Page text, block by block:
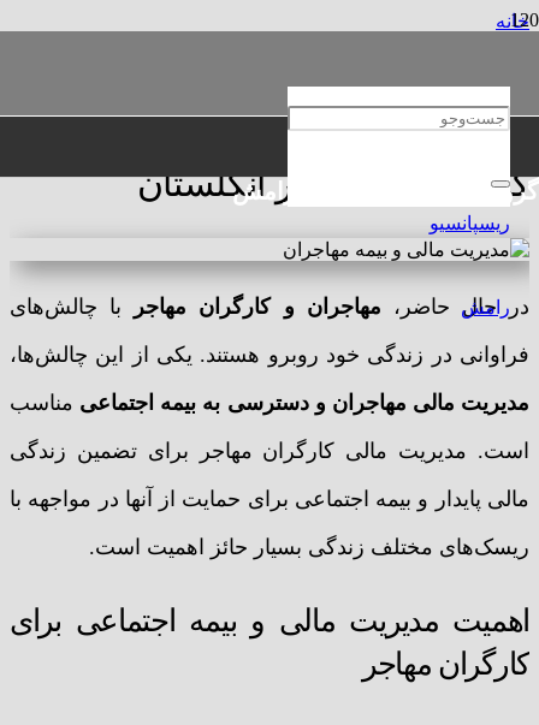
گروه حقوقی و مهاجرتی رامش
خانه
مدیریت مالی و بیمه اجتماعی
کارگران مهاجر در انگلستان
در حال حاضر، مهاجران و کارگران مهاجر
با چالش‌های
فراوانی در زندگی خود روبرو هستند. یکی از این چالش‌ها،
مدیریت مالی مهاجران و دسترسی به بیمه اجتماعی مناسب
است. مدیریت مالی کارگران مهاجر برای تضمین زندگی
مالی پایدار و بیمه اجتماعی برای حمایت از آنها در مواجهه با
ریسک‌های مختلف زندگی بسیار حائز اهمیت است.
اهمیت مدیریت مالی و بیمه اجتماعی برای
کارگران مهاجر